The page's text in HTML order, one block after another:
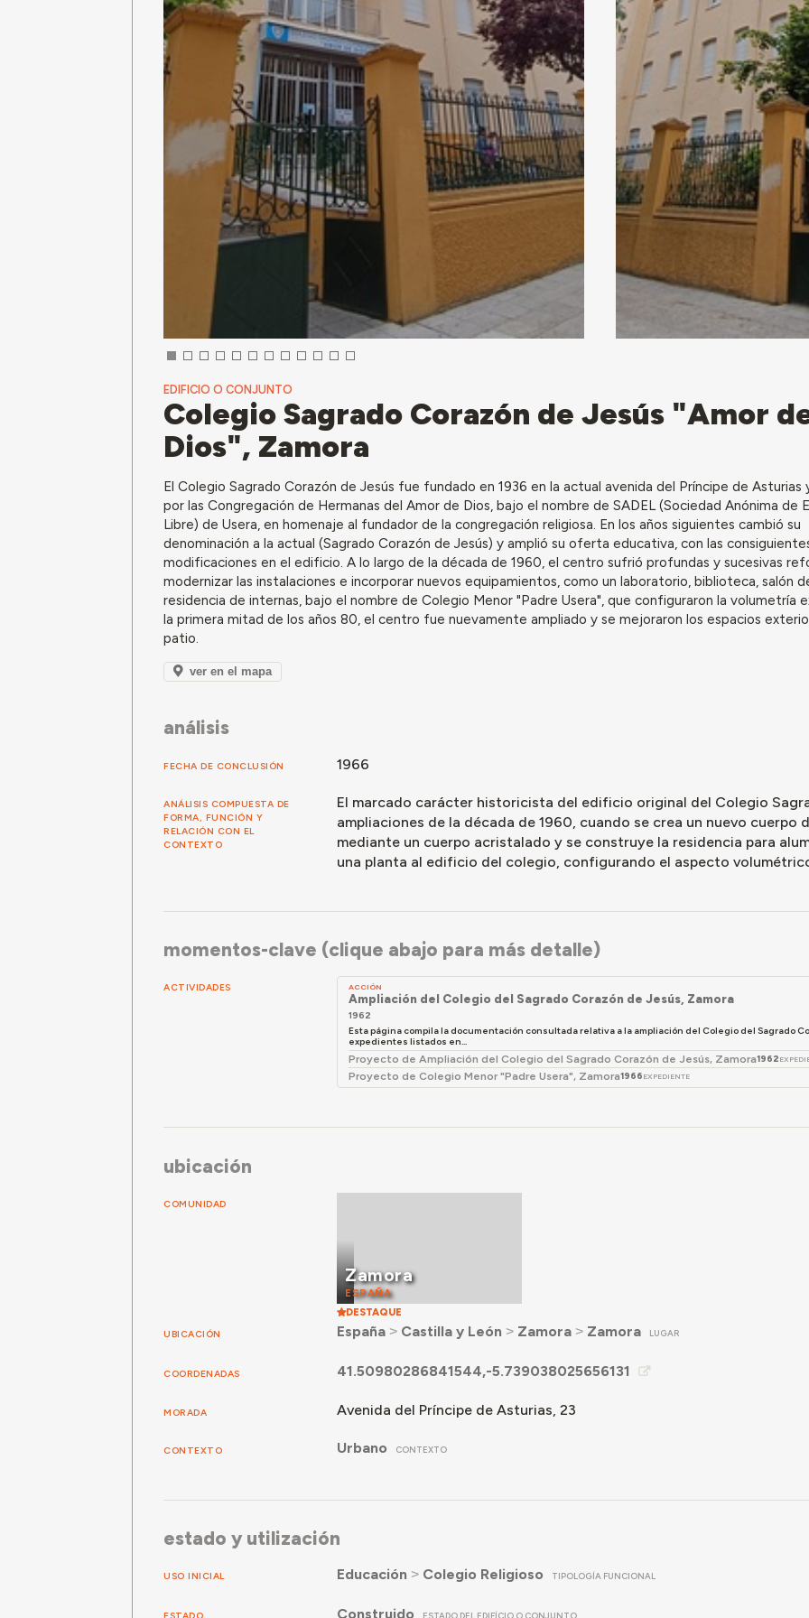
EDIFICIO O CONJUNTO
Colegio Sagrado Corazón de Jesús "Amor
Dios", Zamora
El Colegio Sagrado Corazón de Jesús fue fundado en 1936 en la actual avenida del Príncipe de
por las Congregación de Hermanas del Amor de Dios, bajo el nombre de SADEL (Sociedad Anónima de
Libre) de Usera, en homenaje al fundador de la congregación religiosa. En los años siguientes cambió su
denominación a la actual (Sagrado Corazón de Jesús) y amplió su oferta educativa, con las
modificaciones en el edificio. A lo largo de la década de 1960, el centro sufrió profundas y sucesivas
modernizar las instalaciones e incorporar nuevos equipamientos, como un laboratorio, biblioteca, salón
residencia de internas, bajo el nombre de Colegio Menor "Padre Usera", que configuraron la volumetría
la primera mitad de los años 80, el centro fue nuevamente ampliado y se mejoraron los espacios
patio.
ver en el mapa
análisis
FECHA DE CONCLUSIÓN 1966
ANÁLISIS COMPUESTA DE
FORMA, FUNCIÓN Y
RELACIÓN CON EL
CONTEXTO
El marcado carácter historicista del edificio original del Colegio
ampliaciones de la década de 1960, cuando se crea un nuevo
mediante un cuerpo acristalado y se construye la residencia para
una planta al edificio del colegio, configurando el aspecto
momentos-clave (clique abajo para más detalle)
ACTIVIDADES ACCIÓN
Ampliación del Colegio del Sagrado Corazón de Jesús, Zamora
1962
Esta página compila la documentación consultada relativa a la ampliación del Colegio del Sagrado
expedientes listados en...
Proyecto de Ampliación del Colegio del Sagrado Corazón de Jesús, Zamora1962
Proyecto de Colegio Menor "Padre Usera", Zamora1966 EXPEDIENTE
ubicación
COMUNIDAD
Zamora
ESPAÑA
DESTAQUE
UBICACIÓN España˃ Castilla y León ˃ Zamora˃ Zamora LUGAR
COORDENADAS 41.50980286841544,-5.739038025656131
MORADA Avenida del Príncipe de Asturias, 23
CONTEXTO Urbano CONTEXTO
estado y utilización
USO INICIAL Educación ˃ Colegio Religioso TIPOLOGÍA FUNCIONAL
Construido ESTADO DEL EDIFÍCIO O CONJUNTO